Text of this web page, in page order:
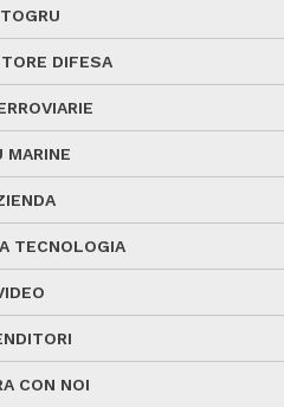
DIFESA
MARINE
TECNOLOGIA
CON NOI